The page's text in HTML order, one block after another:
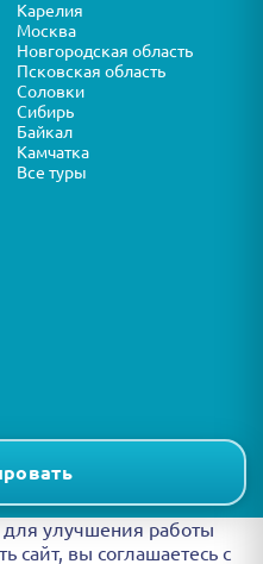
Карелия
Москва
Новгородская область
Псковская область
Соловки
Сибирь
Байкал
Камчатка
Все туры
носит справочный характер и
офертой.
улучшения работы
сайт, вы соглашаетесь с